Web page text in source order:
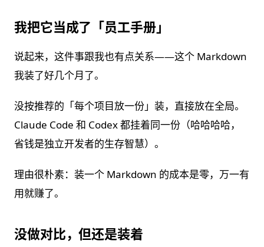
我把它当成了「员工手册」
说起来，这件事跟我也有点关系——这个 Markdown
我装了好几个月了。
没按推荐的「每个项目放一份」装，直接放在全局。
Claude Code 和 Codex 都挂着同一份（哈哈哈哈，
省钱是独立开发者的生存智慧）。
理由很朴素：装一个 Markdown 的成本是零，万一有
用就赚了。
没做对比，但还是装着